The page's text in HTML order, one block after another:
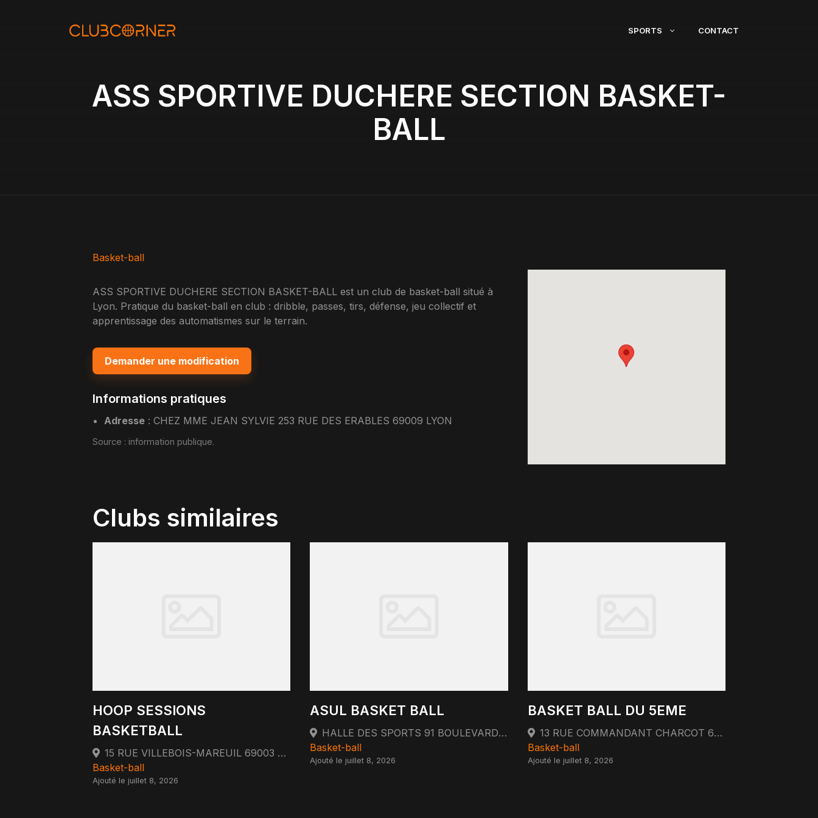
SPORTS CONTACT
ASS SPORTIVE DUCHERE SECTION BASKET-
BALL
Basket-ball
ASS SPORTIVE DUCHERE SECTION BASKET-BALL est un club de basket-ball situé à
Lyon. Pratique du basket-ball en club : dribble, passes, tirs, défense, jeu collectif et
apprentissage des automatismes sur le terrain.
Demander une modification
Informations pratiques
Adresse :CHEZ MME JEAN SYLVIE 253 RUE DES ERABLES 69009 LYON
Source : information publique.
Clubs similaires
HOOP SESSIONS
BASKETBALL
15 RUE VILLEBOIS-MAREUIL 69003 LYON
Basket-ball
Ajouté le juillet 8, 2026
ASUL BASKET BALL
HALLE DES SPORTS 91 BOULEVARD MARIUS VIVIER-MERLE 69003 LYON
Basket-ball
Ajouté le juillet 8, 2026
BASKET BALL DU 5EME
13 RUE COMMANDANT CHARCOT 69005 LYON
Basket-ball
Ajouté le juillet 8, 2026